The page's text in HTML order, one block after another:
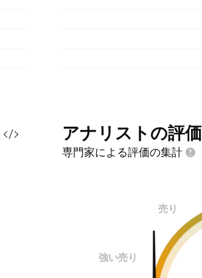
アナリストの評価
専門家による評価の集計
売り
強い売り